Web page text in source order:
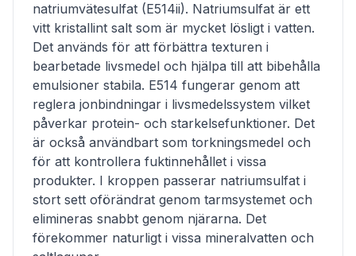
natriumvätesulfat (E514ii). Natriumsulfat är ett
vitt kristallint salt som är mycket lösligt i vatten.
Det används för att förbättra texturen i
bearbetade livsmedel och hjälpa till att bibehålla
emulsioner stabila. E514 fungerar genom att
reglera jonbindningar i livsmedelssystem vilket
påverkar protein- och starkelsefunktioner. Det
är också användbart som torkningsmedel och
för att kontrollera fuktinnehållet i vissa
produkter. I kroppen passerar natriumsulfat i
stort sett oförändrat genom tarmsystemet och
elimineras snabbt genom njärarna. Det
förekommer naturligt i vissa mineralvatten och